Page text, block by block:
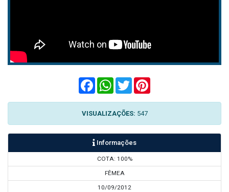
FacebookWhatsApp
Twitter
VISUALIZAÇÕES: 547
Informações
COTA: 100%
FÊMEA
10/09/2012